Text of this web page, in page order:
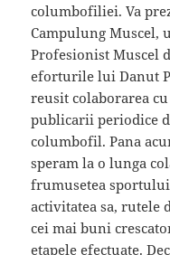
columbofiliei. Va
Campulung Muscel,
Profesionist Muscel
eforturile lui Danut
reusit colaborarea
publicarii periodice
columbofil. Pana
speram la o lunga
frumusetea
activitatea sa, rutele
cei mai buni
etapele efectuate.